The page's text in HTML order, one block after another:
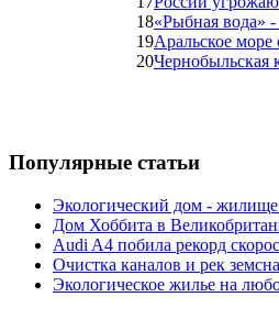
18«Рыбная вода» -
19Аральское
20Чернобыльская
Популярные cтатьи
Экологический дом -
Дом Хоббита в
Audi A4 побила рекорд
Очистка каналов и рек
Экологическое жилье на